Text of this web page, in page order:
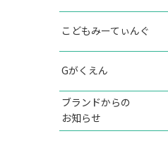
こどもみーてぃんぐ
Gがくえん
ブランドからの
お知らせ